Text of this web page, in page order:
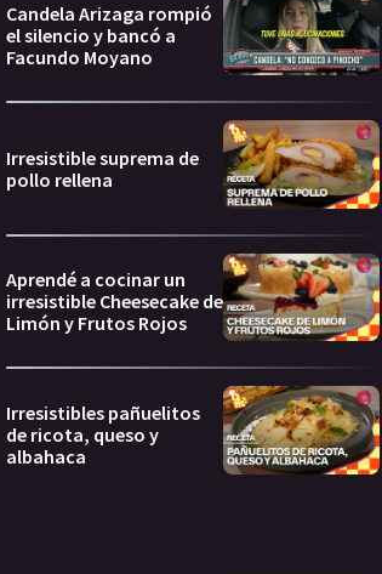
Candela Arizaga rompió
el silencio y bancó a
Facundo Moyano
Irresistible suprema de
pollo rellena
Aprendé a cocinar un
irresistible Cheesecake de
Limón y Frutos Rojos
Irresistibles pañuelitos
de ricota, queso y
albahaca